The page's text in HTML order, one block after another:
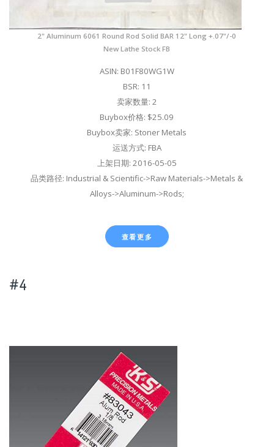
2" Aluminum 6061 Round Rod Solid BAR 12" Long +.07"/-0
New Lathe Stock FB
ASIN: B01F80WG1W
BSR: 11
卖家数量: 2
Buybox价格: $25.09
Buybox卖家: Stoner Metals
运送方式: FBA
上架日期: 2016-05-05
品类路径: Industrial & Scientific->Raw Materials->Metals &
Alloys->Aluminum->Rods;
查看更多
#4